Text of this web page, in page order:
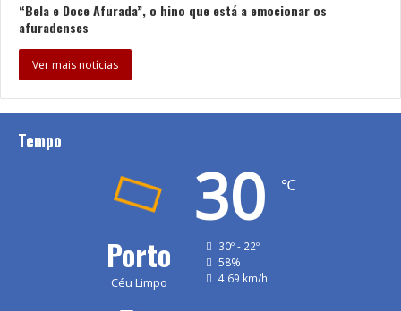
“Bela e Doce Afurada”, o hino que está a emocionar os
afuradenses
Ver mais notícias
Tempo
Porto
Céu Limpo
30 ℃
30º - 22º
58%
4.69 km/h